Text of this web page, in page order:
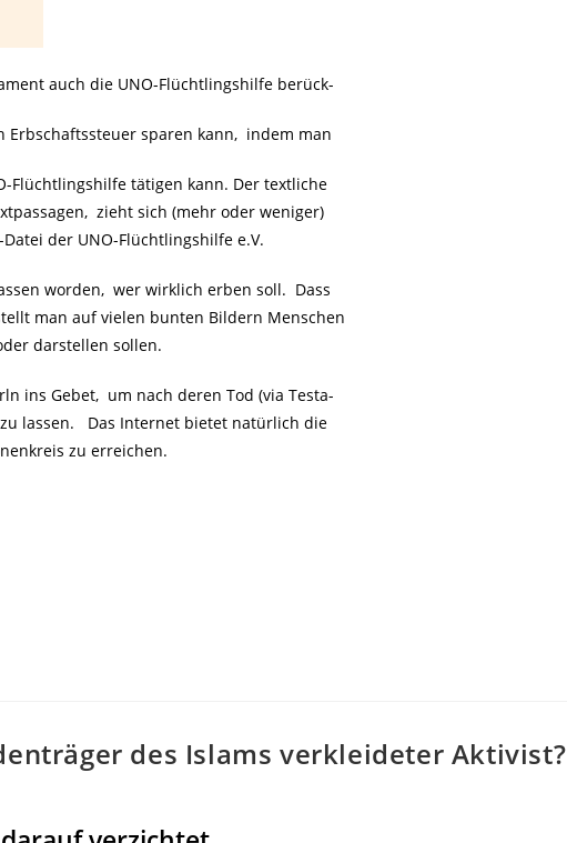
auch die UNO-Flüchtlingshilfe berück-
sparen kann, indem man
Flüchtlingshilfe tätigen kann. Der textliche
zieht sich (mehr oder weniger)
der UNO-Flüchtlingshilfe e.V.
worden, wer wirklich erben soll. Dass
man auf vielen bunten Bildern Menschen
darstellen sollen.
ins Gebet, um nach deren Tod (via Testa-
lassen. Das Internet bietet natürlich die
zu erreichen.
des Islams verkleideter Aktivist?